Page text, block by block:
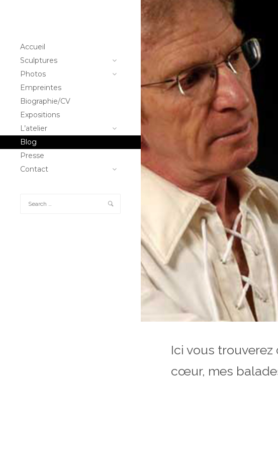
Accueil
Sculptures
Photos
Empreintes
Biographie/CV
Expositions
L’atelier
Blog
Presse
Contact
Ici vous
cœur, mes